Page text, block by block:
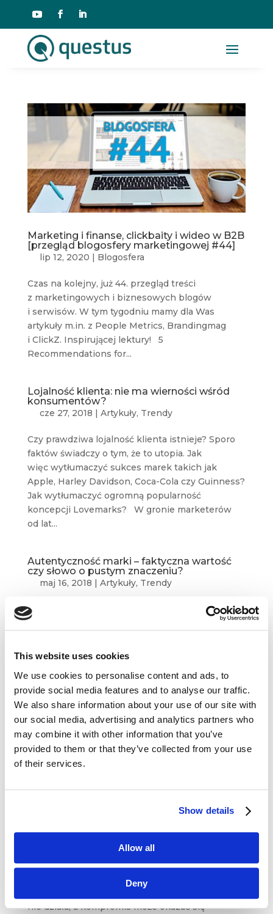
This website uses cookies
We use cookies to personalise content and ads, to
provide social media features and to analyse our traffic.
We also share information about your use of our site with
our social media, advertising and analytics partners who
may combine it with other information that you’ve
provided to them or that they’ve collected from your use
of their services.
Show details
Allow all
Deny
Marketing i finanse, clickbaity i wideo w B2B
[przegląd blogosfery marketingowej #44]
lip 12, 2020 | Blogosfera
Czas na kolejny, już 44. przegląd treści
z marketingowych i biznesowych blogów
i serwisów. W tym tygodniu mamy dla Was
artykuły m.in. z People Metrics, Brandingmag
i ClickZ. Inspirującej lektury! 5
Recommendations for...
Lojalność klienta: nie ma wierności wśród
konsumentów?
cze 27, 2018 | Artykuły, Trendy
Czy prawdziwa lojalność klienta istnieje? Sporo
faktów świadczy o tym, że to utopia. Jak
więc wytłumaczyć sukces marek takich jak
Apple, Harley Davidson, Coca-Cola czy Guinness?
Jak wytłumaczyć ogromną popularność
koncepcji Lovemarks? W gronie marketerów
od lat...
Autentyczność marki – faktyczna wartość
czy słowo o pustym znaczeniu?
maj 16, 2018 | Artykuły, Trendy
Agencja Firefish opublikowała niedawno wyniki
badań konsumenckich, które miały wyłonić listę
dwudziestce znalazły się m. in. Heinz, Disney,
Land Rover, Amazon, IKEA,...
Tajemnice Apple i Nike, czyli jak stworzyć
Dyskusje o nowym logotypie to prawdopodobnie
najbardziej konfliktogenne rozmowy w każdej
nie działa, a kompromis może okazać się